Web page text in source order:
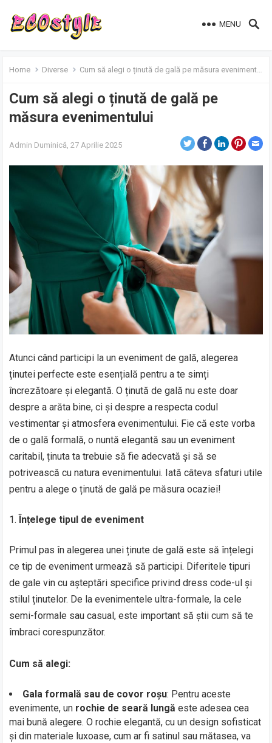
MENU
Home Diverse Cum să alegi o ținută de gală pe măsura evenimentului
Cum să alegi o ținută de gală pe
măsura evenimentului
Admin Duminică, 27 Aprilie 2025
Atunci când participi la un eveniment de gală, alegerea
ținutei perfecte este esențială pentru a te simți
încrezătoare și elegantă. O ținută de gală nu este doar
despre a arăta bine, ci și despre a respecta codul
vestimentar și atmosfera evenimentului. Fie că este vorba
de o gală formală, o nuntă elegantă sau un eveniment
caritabil, ținuta ta trebuie să fie adecvată și să se
potrivească cu natura evenimentului. Iată câteva sfaturi utile
pentru a alege o ținută de gală pe măsura ocaziei!
Înțelege tipul de eveniment
Primul pas în alegerea unei ținute de gală este să înțelegi
ce tip de eveniment urmează să participi. Diferitele tipuri
de gale vin cu așteptări specifice privind dress code-ul și
stilul ținutelor. De la evenimentele ultra-formale, la cele
semi-formale sau casual, este important să știi cum să te
îmbraci corespunzător.
Cum să alegi:
Gala formală sau de covor roșu: Pentru aceste
evenimente, un rochie de seară lungă este adesea cea
mai bună alegere. O rochie elegantă, cu un design sofisticat
și din materiale luxoase, cum ar fi satinul sau mătasea, va